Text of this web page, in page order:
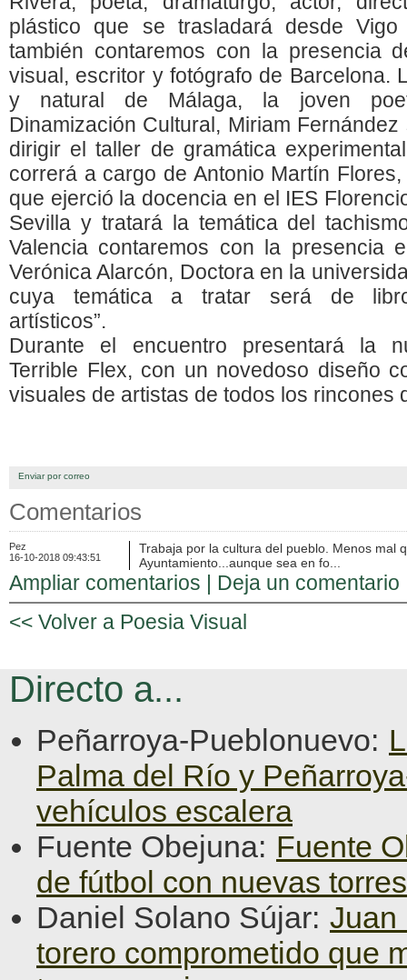
plástico que se trasladará desde
también contaremos con la presencia
visual, escritor y fotógrafo de Barcelona.
y natural de Málaga, la joven
Dinamización Cultural, Miriam
dirigir el taller de gramática
correrá a cargo de Antonio Martín
que ejerció la docencia en el IES
Sevilla y tratará la temática del
Valencia contaremos con la presencia
Verónica Alarcón, Doctora en la
cuya temática a tratar será de
artísticos”.
Durante el encuentro presentará la
Terrible Flex, con un novedoso diseño
visuales de artistas de todos los rincones
Enviar por correo
Comentarios
Pez
16-10-2018 09:43:51
Trabaja por la cultura del pueblo. Menos mal
Ayuntamiento...aunque sea en fo...
Ampliar comentarios | Deja un comentario
<< Volver a Poesia Visual
Directo a...
Peñarroya-Pueblonuevo:
Palma del Río y
vehículos escalera
Fuente Obejuna: Fuente
de fútbol con nuevas
Daniel Solano Sújar: Juan
torero comprometido que